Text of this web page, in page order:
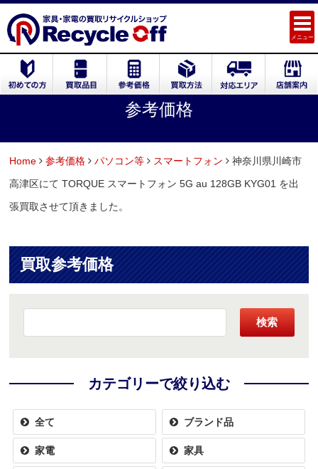
メニュー
参考価格
Home 参考価格 パソコン等 スマートフォン
神奈川県川崎市
高津区にて TORQUE スマートフォン 5G au 128GB KYG01 を出
張買取させて頂きました。
買取参考価格
検索
カテゴリーで絞り込む
全て ブランド品
家電 家具